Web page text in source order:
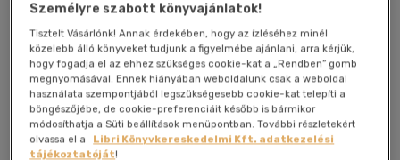
Kívánságlistához adom Megosztom
Személyre szabott könyvajánlatok!
Tisztelt Vásárlónk! Annak érdekében, hogy az ízléséhez minél
közelebb álló könyveket tudjunk a figyelmébe ajánlani, arra kérjük,
hogy fogadja el az ehhez szükséges cookie-kat a „Rendben” gomb
megnyomásával. Ennek hiányában weboldalunk csak a weboldal
használata szempontjából legszükségesebb cookie-kat telepíti a
böngészőjébe, de cookie-preferenciáit később is bármikor
módosíthatja a Süti beállítások menüpontban. További részletekért
olvassa el a
Libri Könyvkereskedelmi Kft. adatkezelési
tájékoztatóját!